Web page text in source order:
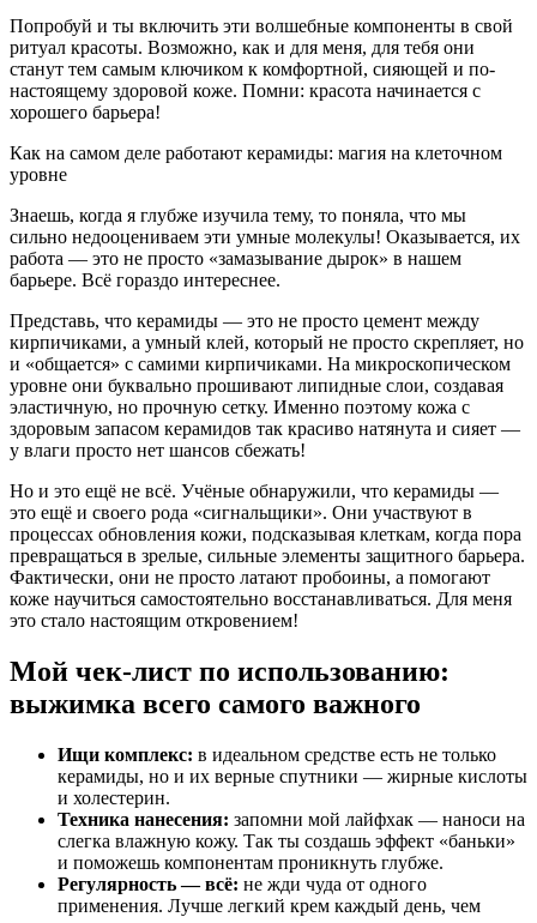
Попробуй и ты включить эти волшебные компоненты в свой
ритуал красоты. Возможно, как и для меня, для тебя они
станут тем самым ключиком к комфортной, сияющей и по-
настоящему здоровой коже. Помни: красота начинается с
хорошего барьера!
Как на самом деле работают керамиды: магия на клеточном
уровне
Знаешь, когда я глубже изучила тему, то поняла, что мы
сильно недооцениваем эти умные молекулы! Оказывается, их
работа — это не просто «замазывание дырок» в нашем
барьере. Всё гораздо интереснее.
Представь, что керамиды — это не просто цемент между
кирпичиками, а умный клей, который не просто скрепляет, но
и «общается» с самими кирпичиками. На микроскопическом
уровне они буквально прошивают липидные слои, создавая
эластичную, но прочную сетку. Именно поэтому кожа с
здоровым запасом керамидов так красиво натянута и сияет —
у влаги просто нет шансов сбежать!
Но и это ещё не всё. Учёные обнаружили, что керамиды —
это ещё и своего рода «сигнальщики». Они участвуют в
процессах обновления кожи, подсказывая клеткам, когда пора
превращаться в зрелые, сильные элементы защитного барьера.
Фактически, они не просто латают пробоины, а помогают
коже научиться самостоятельно восстанавливаться. Для меня
это стало настоящим откровением!
Мой чек-лист по использованию:
выжимка всего самого важного
Ищи комплекс: в идеальном средстве есть не только
керамиды, но и их верные спутники — жирные кислоты
и холестерин.
Техника нанесения: запомни мой лайфхак — наноси на
слегка влажную кожу. Так ты создашь эффект «баньки»
и поможешь компонентам проникнуть глубже.
Регулярность — всё: не жди чуда от одного
применения. Лучше легкий крем каждый день, чем